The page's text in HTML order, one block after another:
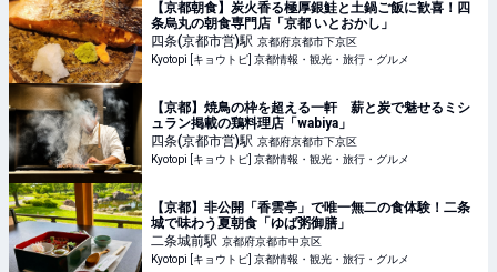
【京都朝食】炭火香る極厚銀鮭と土鍋ご飯に歓喜！四
条烏丸の朝食専門店「京都 いとおかし」
四条(京都市営)駅 京都府京都市下京区
Kyotopi [キョウトピ] 京都情報・観光・旅行・グルメ
【京都】焼鳥の枠を超える一軒 薪と炭で魅せるミシ
ュラン掲載の鶏料理店「wabiya」
四条(京都市営)駅 京都府京都市下京区
Kyotopi [キョウトピ] 京都情報・観光・旅行・グルメ
【京都】非公開「香雲亭」で唯一無二の食体験！二条
城で味わう夏朝食「ゆば粥御膳」
二条城前駅 京都府京都市中京区
Kyotopi [キョウトピ] 京都情報・観光・旅行・グルメ